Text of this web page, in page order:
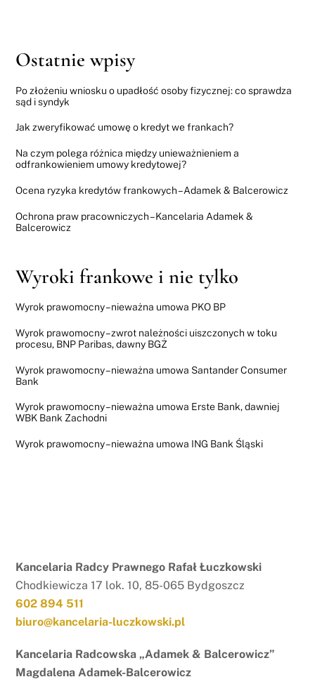
Ostatnie wpisy
Po złożeniu wniosku o upadłość osoby fizycznej: co sprawdza
sąd i syndyk
Jak zweryfikować umowę o kredyt we frankach?
Na czym polega różnica między unieważnieniem a
odfrankowieniem umowy kredytowej?
Ocena ryzyka kredytów frankowych – Adamek & Balcerowicz
Ochrona praw pracowniczych – Kancelaria Adamek &
Balcerowicz
Wyroki frankowe i nie tylko
Wyrok prawomocny – nieważna umowa PKO BP
Wyrok prawomocny – zwrot należności uiszczonych w toku
procesu, BNP Paribas, dawny BGŻ
Wyrok prawomocny – nieważna umowa Santander Consumer
Bank
Wyrok prawomocny – nieważna umowa Erste Bank, dawniej
WBK Bank Zachodni
Wyrok prawomocny – nieważna umowa ING Bank Śląski
Kancelaria Radcy Prawnego Rafał Łuczkowski
Chodkiewicza 17 lok. 10, 85-065 Bydgoszcz
602 894 511
biuro@kancelaria-luczkowski.pl
Kancelaria Radcowska „Adamek & Balcerowicz”
Magdalena Adamek-Balcerowicz